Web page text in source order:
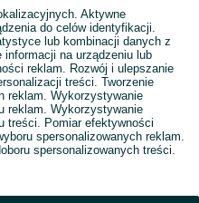
Aktywne
do celów identyfikacji.
lub kombinacji danych z
informacji na urządzeniu lub
reklam. Rozwój i ulepszanie
treści. Tworzenie
reklam. Wykorzystywanie
reklam. Wykorzystywanie
treści. Pomiar efektywności
spersonalizowanych reklam.
spersonalizowanych treści.